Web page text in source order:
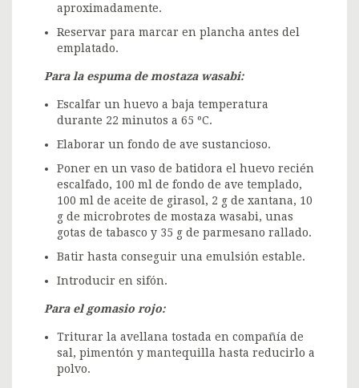
aproximadamente.
Reservar para marcar en plancha antes del
emplatado.
Para la espuma de mostaza wasabi:
Escalfar un huevo a baja temperatura
durante 22 minutos a 65 ºC.
Elaborar un fondo de ave sustancioso.
Poner en un vaso de batidora el huevo recién
escalfado, 100 ml de fondo de ave templado,
100 ml de aceite de girasol, 2 g de xantana, 10
g de microbrotes de mostaza wasabi, unas
gotas de tabasco y 35 g de parmesano rallado.
Batir hasta conseguir una emulsión estable.
Introducir en sifón.
Para el gomasio rojo:
Triturar la avellana tostada en compañía de
sal, pimentón y mantequilla hasta reducirlo a
polvo.